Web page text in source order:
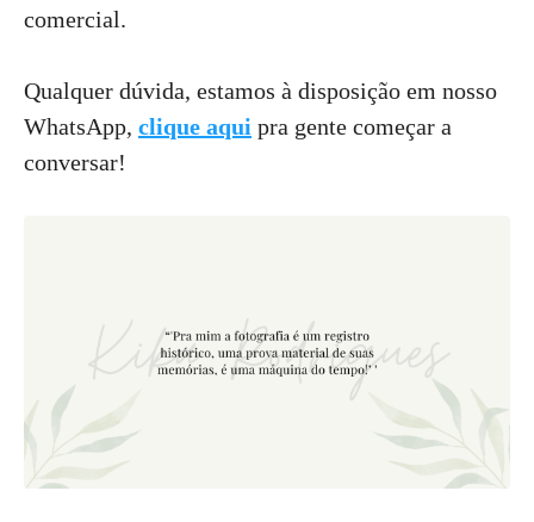
comercial.
Qualquer dúvida, estamos à disposição em nosso
WhatsApp, clique aqui pra gente começar a
conversar!